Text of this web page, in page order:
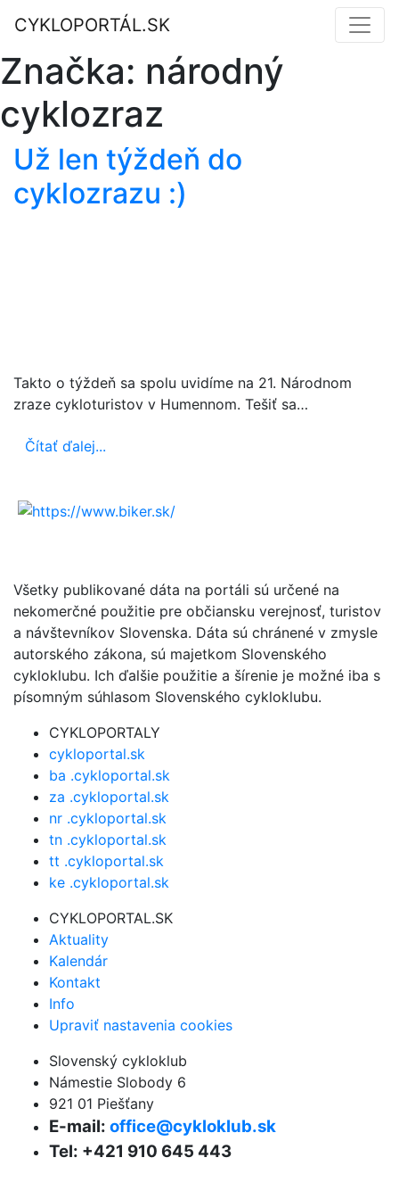
CYKLOPORTÁL.SK
Značka: národný
cyklozraz
Už len týždeň do
cyklozrazu :)
Takto o týždeň sa spolu uvidíme na 21. Národnom
zraze cykloturistov v Humennom. Tešiť sa…
Čítať ďalej...
Všetky publikované dáta na portáli sú určené na
nekomerčné použitie pre občiansku verejnosť, turistov
a návštevníkov Slovenska. Dáta sú chránené v zmysle
autorského zákona, sú majetkom Slovenského
cykloklubu. Ich ďalšie použitie a šírenie je možné iba s
písomným súhlasom Slovenského cykloklubu.
CYKLOPORTALY
cykloportal.sk
ba .cykloportal.sk
za .cykloportal.sk
nr .cykloportal.sk
tn .cykloportal.sk
tt .cykloportal.sk
ke .cykloportal.sk
CYKLOPORTAL.SK
Aktuality
Kalendár
Kontakt
Info
Upraviť nastavenia cookies
Slovenský cykloklub
Námestie Slobody 6
921 01 Piešťany
E-mail: office@cykloklub.sk
Tel: +421 910 645 443